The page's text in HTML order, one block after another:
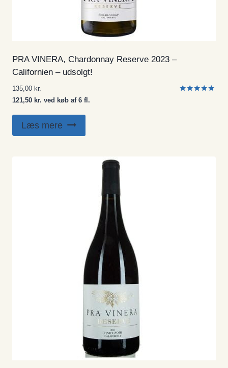
PRA VINERA, Chardonnay Reserve 2023 –
Californien – udsolgt!
135,00 kr.
121,50 kr. ved køb af 6 fl.
Læs mere